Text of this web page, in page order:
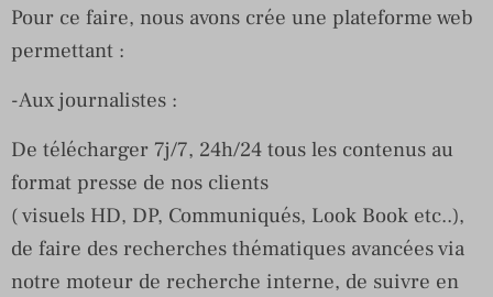
Pour ce faire, nous avons crée une plateforme web
permettant :
-Aux journalistes :
De télécharger 7j/7, 24h/24 tous les contenus au
format presse de nos clients
( visuels HD, DP, Communiqués, Look Book etc..),
de faire des recherches thématiques avancées via
notre moteur de recherche interne, de suivre en